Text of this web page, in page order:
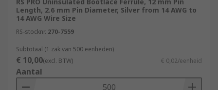
Length, 2.6 mm Pin Diameter, Silver from 14 AWG to
14 AWG Wire Size
RS-stocknr. 270-7559
Subtotaal (1 zak van 500 eenheden)
€ 10,00(excl. BTW) € 0,02/eenheid
Aantal